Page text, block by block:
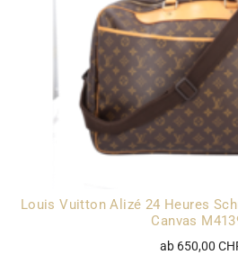
Louis Vuitton Alizé 24 Heures
Canvas
ab 650,00